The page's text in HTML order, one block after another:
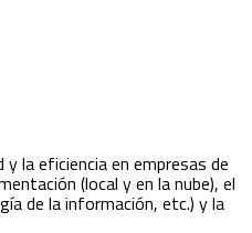
la eficiencia en empresas de
(local y en la nube), el
de la información, etc.) y la